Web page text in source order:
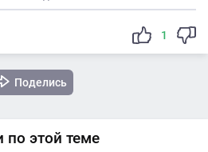
1
Поделись
по этой теме